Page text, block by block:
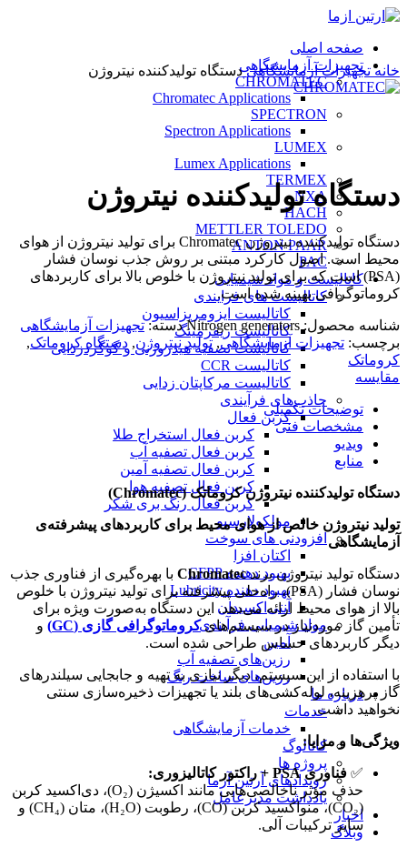
صفحه اصلی
تجهیزات آزمایشگاهی
CHROMATEC
Chromatec Applications
SPECTRON
Spectron Applications
LUMEX
Lumex Applications
TERMEX
NXA
HACH
METTLER TOLEDO
ANTON PAAR
PAC
کاتالیست و مواد شیمیایی
کاتالیست های فرایندی
کاتالیست ایزومریزاسیون
کاتالیست ریفرمینگ
کاتالیست تصفیه هیدروژنی و گوگردزدایی
کاتالیست CCR
کاتالیست مرکاپتان زدایی
جاذب‌های فرآیندی
کربن فعال
کربن فعال استخراج طلا
کربن فعال تصفیه آب
کربن فعال تصفیه آمین
کربن فعال تصفیه هوا
کربن فعال رنگ بری شکر
مولکولارسیو
افزودنی های سوخت
اکتان افزا
بهبود دهنده CFPP
بهبود دهنده Lubricity
آنتی‌اکسیدان
مواد شیمیایی فرآیندی
آمین
رزین‌های تصفیه آب
رزین‌های ساخت رنگ
درباره ما
خدمات
خدمات آزمایشگاهی
کاتالوگ
پروژه ها
رویدادهای آرتین آزما
یادداشت مدیرعامل
اخبار
وبلاگ
خانهتجهیزات آزمایشگاهیدستگاه تولیدکننده نیتروژن
بزرگنمایی تصویر
دستگاه تولیدکننده نیتروژن
دستگاه تولیدکننده نیتروژن Chromatec برای تولید نیتروژن از هوای
محیط است. اصول کارکرد مبتنی بر روش جذب نوسان فشار
(PSA) است که برای تولید نیتروژن با خلوص بالا برای کاربردهای
کروماتوگرافی بهینه شده است.
شناسه محصول: Nitrogen generators دسته: تجهیزات آزمایشگاهی
برچسب: تجهیزات آزمایشگاهی, تولید نیتروژن, دستگاه کروماتک,
کروماتک
مقایسه
توضیحات تکمیلی
مشخصات فنی
ویدیو
منابع
دستگاه تولیدکننده نیتروژن کروماتک (Chromatec)
تولید نیتروژن خالص از هوای محیط برای کاربردهای پیشرفته‌ی
آزمایشگاهی
دستگاه تولید نیتروژن برندChromatec با بهره‌گیری از فناوری جذب
نوسان فشار (PSA)، راه‌حلی پیشرفته برای تولید نیتروژن با خلوص
بالا از هوای محیط ارائه می‌دهد. این دستگاه به‌صورت ویژه برای
تأمین گاز موردنیاز در سیستم‌هایکروماتوگرافی گازی (GC)
و
دیگر کاربردهای حساس طراحی شده است.
با استفاده از این سیستم، دیگر نیازی به تهیه و جابجایی سیلندرهای
گاز پرهزینه، لوله‌کشی‌های بلند یا تجهیزات ذخیره‌سازی سنتی
نخواهید داشت.
ویژگی‌ها و مزایا:
✅ فناوری PSA + راکتور کاتالیزوری:
حذف مؤثر ناخالصی‌هایی مانند اکسیژن (O₂)، دی‌اکسید کربن
(CO₂)، منواکسید کربن (CO)، رطوبت (H₂O)، متان (CH₄) و
سایر ترکیبات آلی.